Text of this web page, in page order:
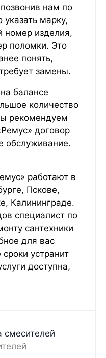
нам по
марку,
номер изделия,
поломки. Это
понять,
замены.
балансе
количество
рекомендуем
договор
обслуживание.
работают в
Пскове,
Калининграде.
специалист по
сантехники
для вас
устранит
доступна,
смесителей